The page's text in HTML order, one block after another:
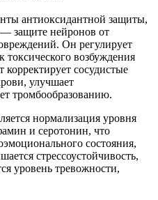
антиоксидантной защиты,
— защите нейронов от
Он регулирует
токсического возбуждения
сосудистые
улучшает
тромбообразованию.
нормализация уровня
и серотонин, что
состояния,
стрессоустойчивость,
уровень тревожности,